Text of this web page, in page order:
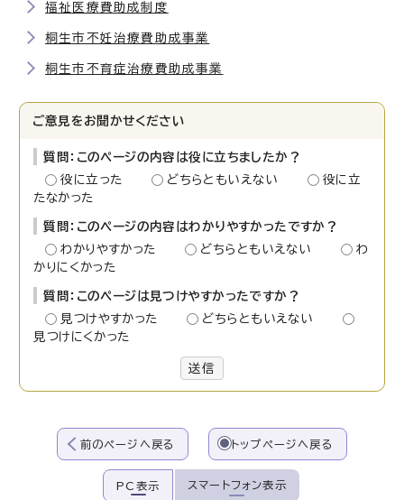
福祉医療費助成制度
桐生市不妊治療費助成事業
桐生市不育症治療費助成事業
ご意見をお聞かせください
質問：このページの内容は役に立ちましたか？
役に立った
どちらともいえない
役に立
たなかった
質問：このページの内容はわかりやすかったですか？
わかりやすかった
どちらともいえない
わ
かりにくかった
質問：このページは見つけやすかったですか？
見つけやすかった
どちらともいえない
見つけにくかった
送信
前のページへ戻る トップページへ戻る
PC表示 スマートフォン表示